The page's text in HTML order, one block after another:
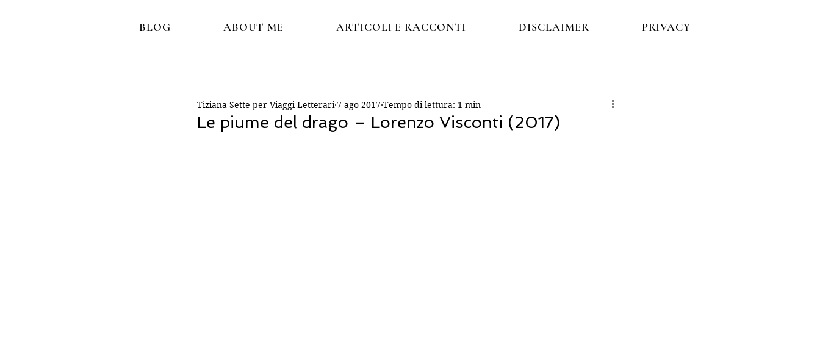
BLOG ABOUT ME ARTICOLI E RACCONTI DISCLAIMER PRIVACY
Le piume del drago – Lorenzo Visconti (2017)
Tiziana Sette per Viaggi Letterari 7 ago 2017 Tempo di lettura: 1 min